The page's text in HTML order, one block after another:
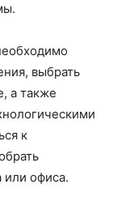
выбрать
а также
к
офиса.